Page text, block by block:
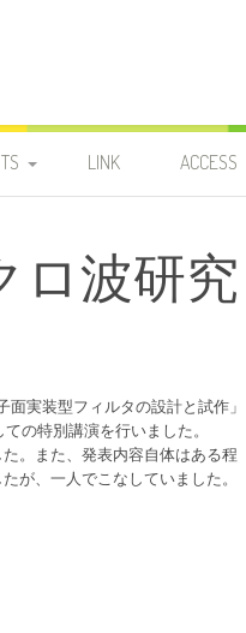
2020-2024
2005-2009
2025-2029
2010-2014
2025
2024
2021
2017
2013
2009 2009
LINK ACCESS
ロ波研究
実装型フィルタの設計と試作」
の特別講演を行いました。
。また、発表内容自体はある程
が、一人でこなしていました。